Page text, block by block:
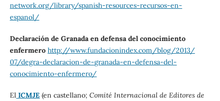
network.org/library/spanish-resources-recursos-en-
espanol/
Declaración de Granada en defensa del conocimiento
enfermero http://www.fundacionindex.com/blog/2013/
07/degra-declaracion-de-granada-en-defensa-del-
conocimiento-enfermero/
ElICMJE(en castellano; Comité Internacional de Editores de